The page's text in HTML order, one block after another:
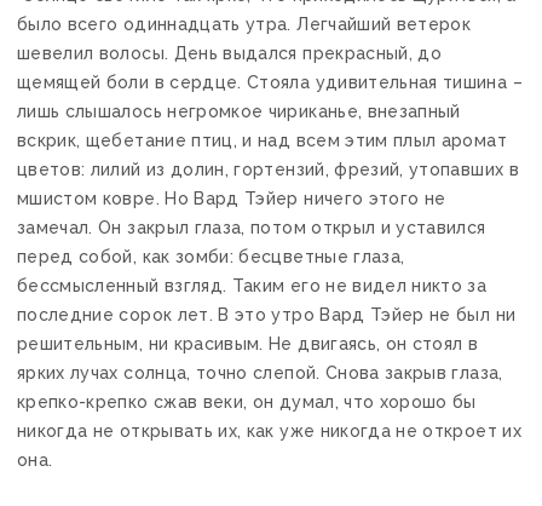
было всего одиннадцать утра. Легчайший ветерок
шевелил волосы. День выдался прекрасный, до
щемящей боли в сердце. Стояла удивительная тишина –
лишь слышалось негромкое чириканье, внезапный
вскрик, щебетание птиц, и над всем этим плыл аромат
цветов: лилий из долин, гортензий, фрезий, утопавших в
мшистом ковре. Но Вард Тэйер ничего этого не
замечал. Он закрыл глаза, потом открыл и уставился
перед собой, как зомби: бесцветные глаза,
бессмысленный взгляд. Таким его не видел никто за
последние сорок лет. В это утро Вард Тэйер не был ни
решительным, ни красивым. Не двигаясь, он стоял в
ярких лучах солнца, точно слепой. Снова закрыв глаза,
крепко-крепко сжав веки, он думал, что хорошо бы
никогда не открывать их, как уже никогда не откроет их
она.